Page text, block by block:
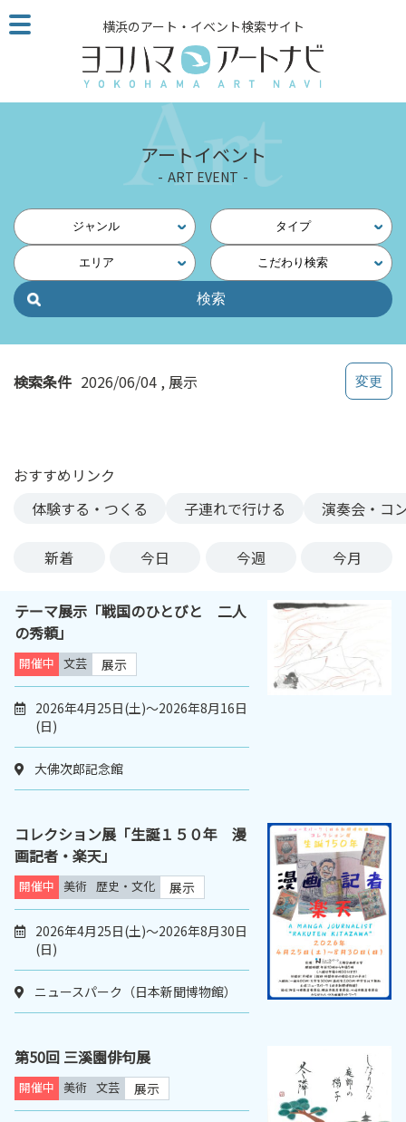
こ
の
ジ
読
他
ペ
の
横浜のアート・イベント検索サイト
アートイベント
ART EVENT
ジャンル タイプ
エリア こだわり検索
検索条件 2026/06/04 展示
おすすめリンク
体験する・つくる
子連れで行ける 演奏会・コ
新着 今日 今週 今月
テーマ展示「戦国のひとびと 二人
の秀頼」
開催中 文芸 展示
2026年4月25日(土)～2026年8月16日
(日)
大佛次郎記念館
コレクション展「生誕１５０年 漫
画記者・楽天」
開催中 美術 歴史・文化 展示
2026年4月25日(土)～2026年8月30日
(日)
ニュースパーク（日本新聞博物館）
第50回 三溪園俳句展
開催中 美術 文芸 展示